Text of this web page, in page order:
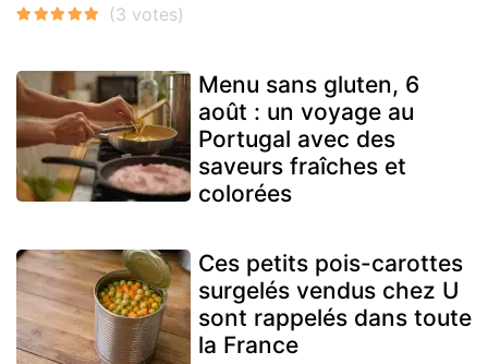
Menu sans gluten, 6
août : un voyage au
Portugal avec des
saveurs fraîches et
colorées
Ces petits pois-carottes
surgelés vendus chez U
sont rappelés dans toute
la France